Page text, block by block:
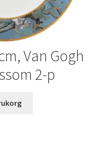
Van Gogh
2-p